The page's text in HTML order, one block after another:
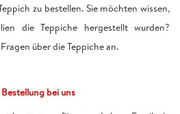
zu bestellen. Sie möchten wissen,
die Teppiche hergestellt wurden?
über die Teppiche an.
bei uns